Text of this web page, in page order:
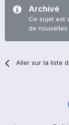
Archivé
Ce sujet est
de
Aller sur la liste